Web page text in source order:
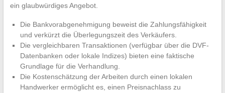
ein glaubwürdiges Angebot.
Die Bankvorabgenehmigung beweist die Zahlungsfähigkeit
und verkürzt die Überlegungszeit des Verkäufers.
Die vergleichbaren Transaktionen (verfügbar über die DVF-
Datenbanken oder lokale Indizes) bieten eine faktische
Grundlage für die Verhandlung.
Die Kostenschätzung der Arbeiten durch einen lokalen
Handwerker ermöglicht es, einen Preisnachlass zu